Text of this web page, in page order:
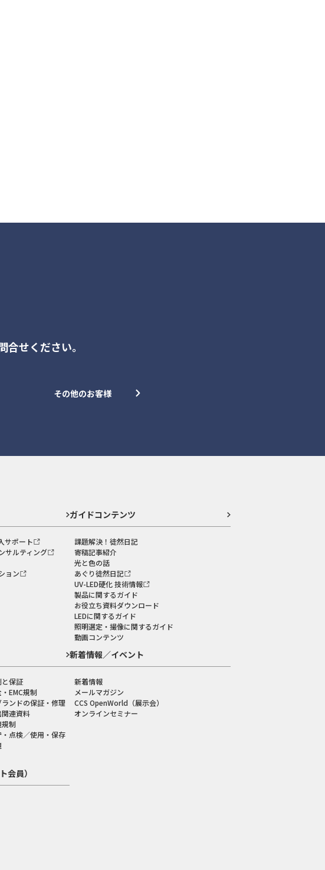
合せください。
その他のお客様
サポート
サルティング
ョン
ガイドコンテンツ
課題解決！徒然日記
寄稿記事紹介
光と色の話
あぐり徒然日記
UV-LED硬化 技術情報
製品に関するガイド
お役立ち資料ダウンロード
LEDに関するガイド
照明選定・撮像に関するガイド
動画コンテンツ
保証
EMC規制
ンドの保証・修理
連資料
制
点検／使用・保存
新着情報／イベント
新着情報
メールマガジン
CCS OpenWorld（展示会）
オンラインセミナー
会員）